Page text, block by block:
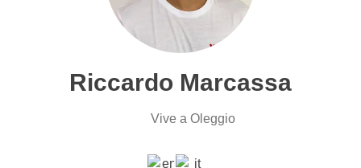
Riccardo Marcassa
Vive a Oleggio